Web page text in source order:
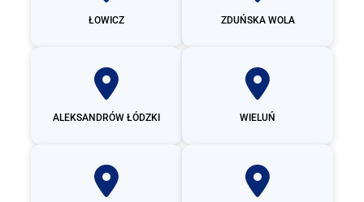
ŁOWICZ ZDUŃSKA WOLA
ALEKSANDRÓW ŁÓDZKI WIELUŃ